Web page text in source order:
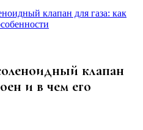
клапан для газа: как
клапан
и в чем его